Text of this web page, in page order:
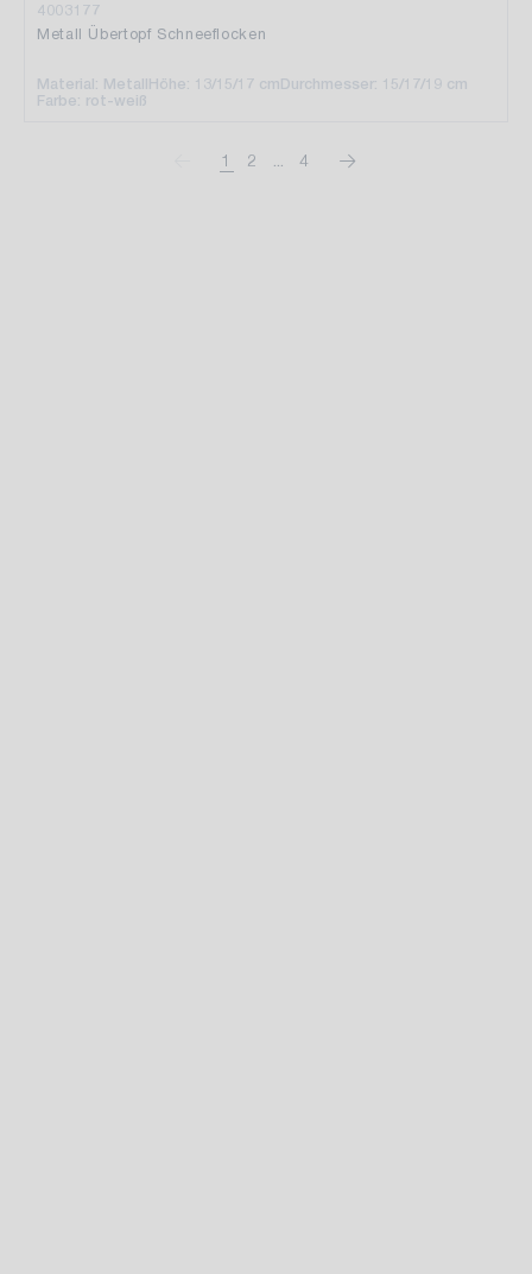
4003177
Metall Übertopf Schneeflocken
Material: MetallHöhe: 13/15/17 cmDurchmesser: 15/17/19 cm
Farbe: rot-weiß
1 2 4